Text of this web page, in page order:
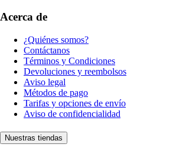
Acerca de
¿Quiénes somos?
Contáctanos
Términos y Condiciones
Devoluciones y reembolsos
Aviso legal
Métodos de pago
Tarifas y opciones de envío
Aviso de confidencialidad
Nuestras tiendas